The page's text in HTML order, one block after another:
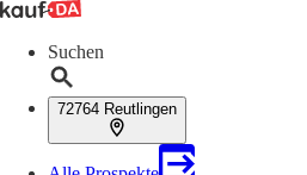
Suchen
72764 Reutlingen